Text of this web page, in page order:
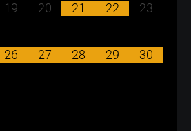
19 20
21
22
23
26
27
28
29
30